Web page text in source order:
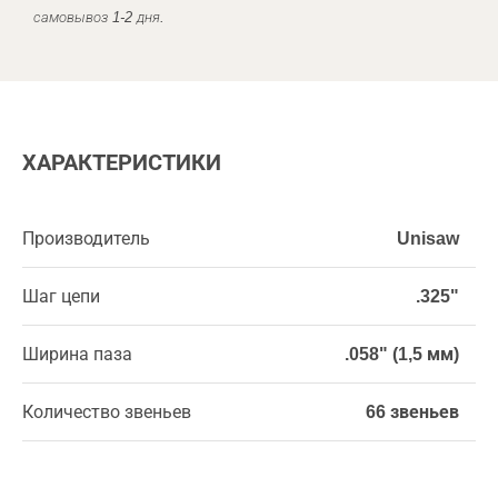
самовывоз 1-2 дня.
ХАРАКТЕРИСТИКИ
Производитель Unisaw
Шаг цепи .325"
Ширина паза .058" (1,5 мм)
Количество звеньев 66 звеньев